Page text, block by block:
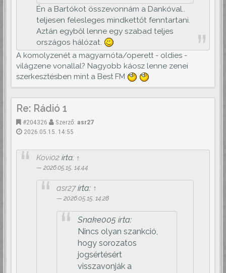
Én a Bartókot összevonnám a Dankóval..
teljesen felesleges mindkettőt fenntartani.
Aztán egyből lenne egy szabad teljes
országos hálózat.
A komolyzenét a magyarnóta/operett - oldies -
világzene vonallal? Nagyobb káosz lenne zenei
szerkesztésben mint a Best FM
Re: Rádió 1
#204326 Szerző: asr27
2026.05.15. 14:55
Kovi02írta: ↑
2026.05.15. 14:44
asr27írta: ↑
2026.05.15. 14:28
Snake005 írta:
Nincs olyan szankció,
hogy sorozatos
jogsértésért
visszavonják a